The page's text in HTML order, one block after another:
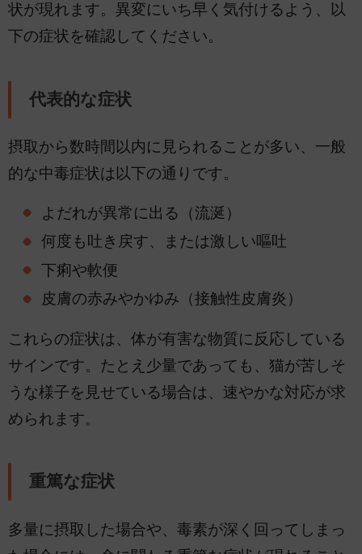
状が現れます。異変にいち早く気付けるよう、以
下の症状を確認してください。
代表的な症状
摂取から数時間以内に見られることが多い、一般
的な中毒症状は以下の通りです。
よだれが異常に出る（流涎）
何度も吐き戻す、または激しい嘔吐
下痢や軟便
皮膚の赤みやかゆみ（接触性皮膚炎）
これらの症状は、体が有害な物質に反応している
サインです。たとえ少量であっても、猫が苦しそ
うな様子を見せている場合は、速やかな対応が求
められます。
重篤な症状
多量に摂取した場合や、毒素が深く回ってしまっ